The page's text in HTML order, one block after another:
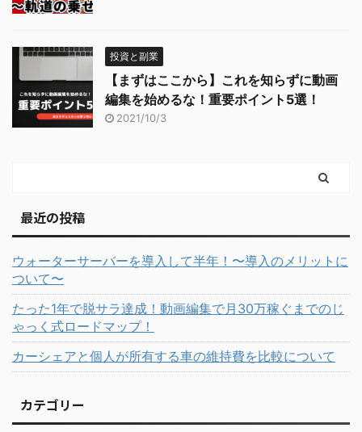
投資と副業
【まずはここから】これを知らずに動画
編集を始めるな！重要ポイント5選！
2021/10/3
最近の投稿
ウォーターサーバーを導入して半年！〜導入のメリットに
ついて〜
たった1年で脱サラ達成！動画編集で月30万稼ぐまでのじ
ゃっく式ロードマップ！
カーシェアと個人が所有する車の維持費を比較について
カテゴリー